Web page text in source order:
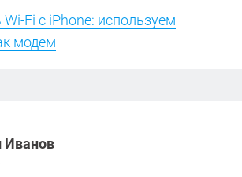
Fi с iPhone: используем
модем
Иванов